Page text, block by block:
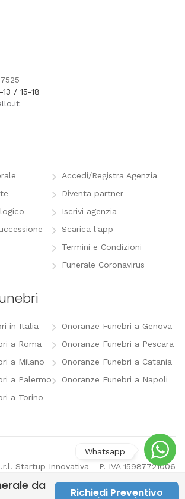
/ 15-18
Accedi/Registra Agenzia
Diventa partner
Iscrivi agenzia
Scarica l'app
Termini e Condizioni
Funerale Coronavirus
in Italia
a Roma
a Milano
a Palermo
a Torino
Onoranze Funebri a Genova
Onoranze Funebri a Pescara
Onoranze Funebri a Catania
Onoranze Funebri a Napoli
Startup Innovativa - P. IVA 15987721006
preferenze pubblicitarie
da
Richiedi Preventivo